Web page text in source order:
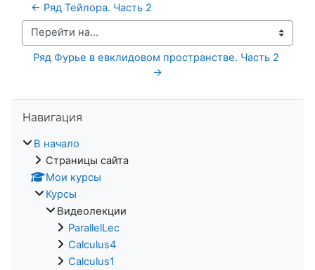
← Ряд Тейлора. Часть 2
Перейти на...
Ряд Фурье в евклидовом пространстве. Часть 2
→
Навигация
В начало
Страницы сайта
Мои курсы
Курсы
Видеолекции
ParallelLec
Calculus4
Calculus1